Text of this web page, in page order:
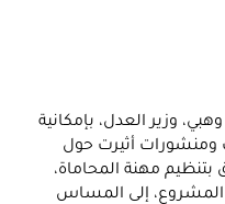
وزير العدل، بإمكانية
ومنشورات أثيرت حول
رقم 66.23 المتعلق بتنظيم مهنة المحاماة،
المشروع، إلى المساس